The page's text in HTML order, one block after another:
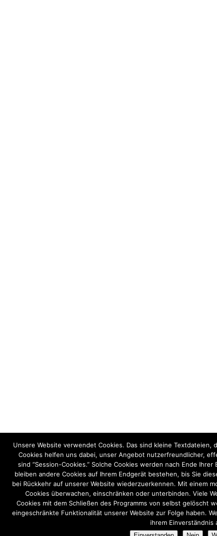
Unsere Website verwendet Cookies. Das sind kleine Textdateien,
Cookies helfen uns dabei, unser Angebot nutzerfreundlicher,
sind “Session-Cookies.” Solche Cookies werden nach Ende
bleiben andere Cookies auf Ihrem Endgerät bestehen, bis Sie
bei Rückkehr auf unserer Website wiederzuerkennen. Mit einem
Cookies überwachen, einschränken oder unterbinden. Viele
Cookies mit dem Schließen des Programms von selbst gelöscht
eingeschränkte Funktionalität unserer Website zur Folge haben.
ihrem Einverständnis